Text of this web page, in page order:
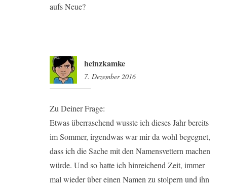
aufs Neue?
heinzkamke
7. Dezember 2016
Zu Deiner Frage:
Etwas überraschend wusste ich dieses Jahr bereits
im Sommer, irgendwas war mir da wohl begegnet,
dass ich die Sache mit den Namensvettern machen
würde. Und so hatte ich hinreichend Zeit, immer
mal wieder über einen Namen zu stolpern und ihn